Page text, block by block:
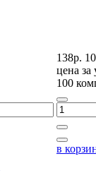
138р.
цена за
100
в